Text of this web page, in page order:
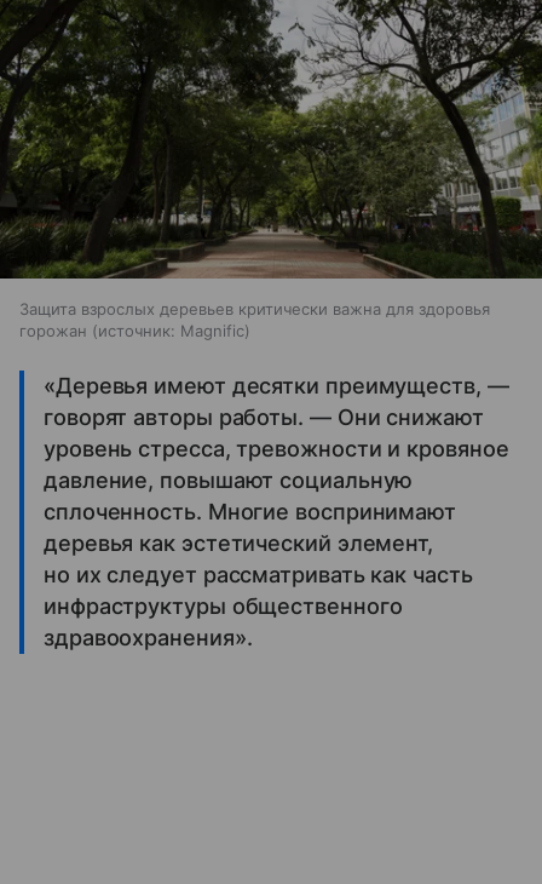
Защита взрослых деревьев критически важна для здоровья
горожан
источник: Magnific
«Деревья имеют десятки преимуществ, —
говорят авторы работы. — Они снижают
уровень стресса, тревожности и кровяное
давление, повышают социальную
сплоченность. Многие воспринимают
деревья как эстетический элемент,
но их следует рассматривать как часть
инфраструктуры общественного
здравоохранения».